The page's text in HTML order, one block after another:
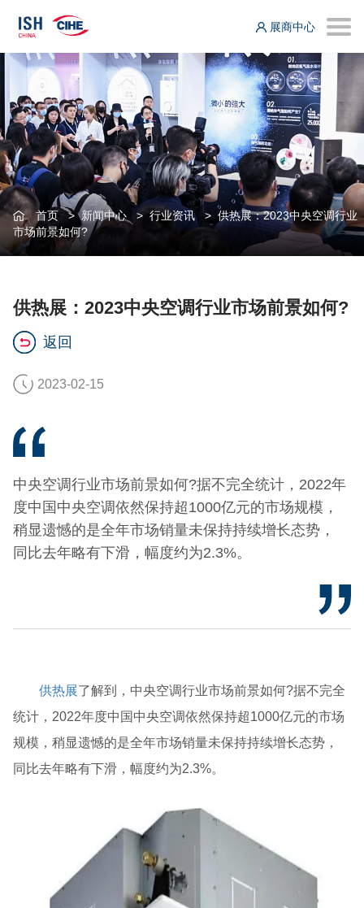
展商中心
首页>新闻中心>行业资讯> 供热展：2023中央空调行业
市场前景如何?
供热展：2023中央空调行业市场前景如何?
返回
2023-02-15
中央空调行业市场前景如何?据不完全统计，2022年
度中国中央空调依然保持超1000亿元的市场规模，
稍显遗憾的是全年市场销量未保持持续增长态势，
同比去年略有下滑，幅度约为2.3%。
供热展了解到，中央空调行业市场前景如何?据不完全
统计，2022年度中国中央空调依然保持超1000亿元的市场
规模，稍显遗憾的是全年市场销量未保持持续增长态势，
同比去年略有下滑，幅度约为2.3%。